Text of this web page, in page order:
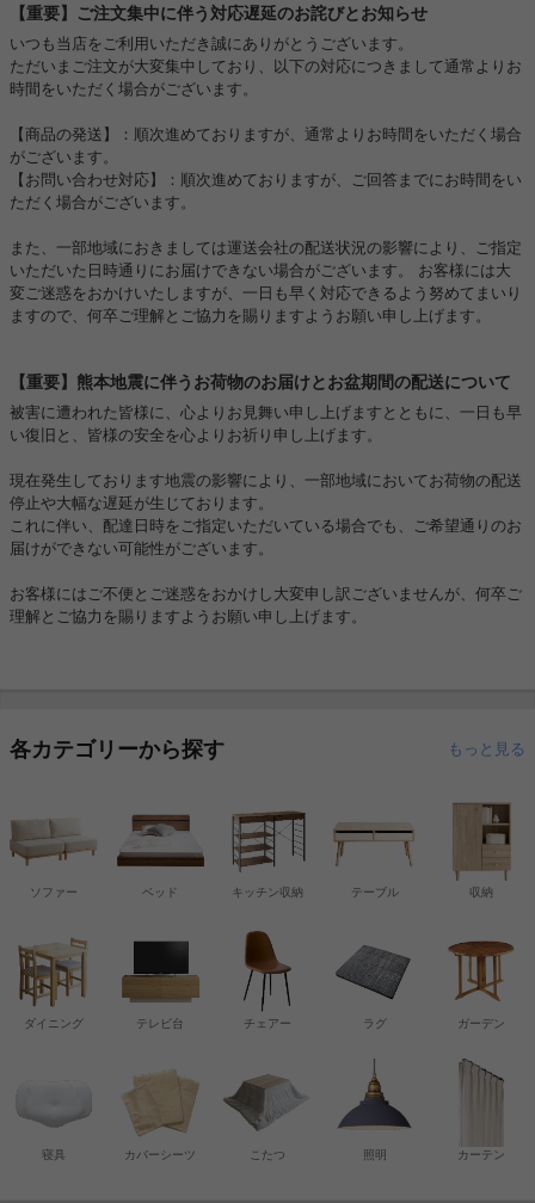
【重要】ご注文集中に伴う対応遅延のお詫びとお知らせ
いつも当店をご利用いただき誠にありがとうございます。
ただいまご注文が大変集中しており、以下の対応につきまして通常よりお
時間をいただく場合がございます。
【商品の発送】：順次進めておりますが、通常よりお時間をいただく場合
がございます。
【お問い合わせ対応】：順次進めておりますが、ご回答までにお時間をい
ただく場合がございます。
また、一部地域におきましては運送会社の配送状況の影響により、ご指定
いただいた日時通りにお届けできない場合がございます。 お客様には大
変ご迷惑をおかけいたしますが、一日も早く対応できるよう努めてまいり
ますので、何卒ご理解とご協力を賜りますようお願い申し上げます。
【重要】熊本地震に伴うお荷物のお届けとお盆期間の配送について
被害に遭われた皆様に、心よりお見舞い申し上げますとともに、一日も早
い復旧と、皆様の安全を心よりお祈り申し上げます。
現在発生しております地震の影響により、一部地域においてお荷物の配送
停止や大幅な遅延が生じております。
これに伴い、配達日時をご指定いただいている場合でも、ご希望通りのお
届けができない可能性がございます。
お客様にはご不便とご迷惑をおかけし大変申し訳ございませんが、何卒ご
理解とご協力を賜りますようお願い申し上げます。
各カテゴリーから探す もっと見る
ソファー ベッド 収納
キッチン収納
寝具 カバーシーツ
チェアー
テーブル
こたつ
テレビ台
ダイニング ラグ
カーテン
照明
ガーデン